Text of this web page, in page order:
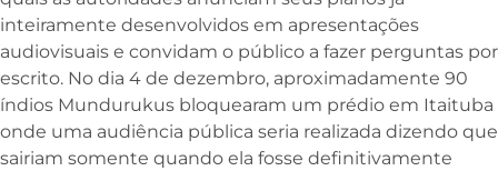
inteiramente desenvolvidos em apresentações
audiovisuais e convidam o público a fazer perguntas por
escrito. No dia 4 de dezembro, aproximadamente 90
índios Mundurukus bloquearam um prédio em Itaituba
onde uma audiência pública seria realizada dizendo que
sairiam somente quando ela fosse definitivamente